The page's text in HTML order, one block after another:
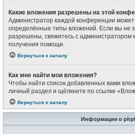
Какие вложения разрешены на этой
Администратор каждой конференции
определённые типы вложений. Если вы не
разрешены, свяжитесь с администратором
получения помощи.
Вернуться к началу
Как мне найти мои вложения?
Чтобы найти список добавленных вами
личный раздел и щёлкните по ссылке
Вернуться к началу
Информация о